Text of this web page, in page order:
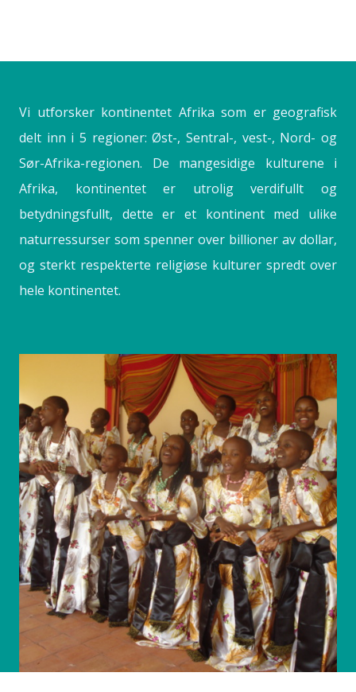
Vi utforsker kontinentet Afrika som er geografisk
delt inn i 5 regioner: Øst-, Sentral-, vest-, Nord- og
Sør-Afrika-regionen. De mangesidige kulturene i
Afrika, kontinentet er utrolig verdifullt og
betydningsfullt, dette er et kontinent med ulike
naturressurser som spenner over billioner av dollar,
og sterkt respekterte religiøse kulturer spredt over
hele kontinentet.